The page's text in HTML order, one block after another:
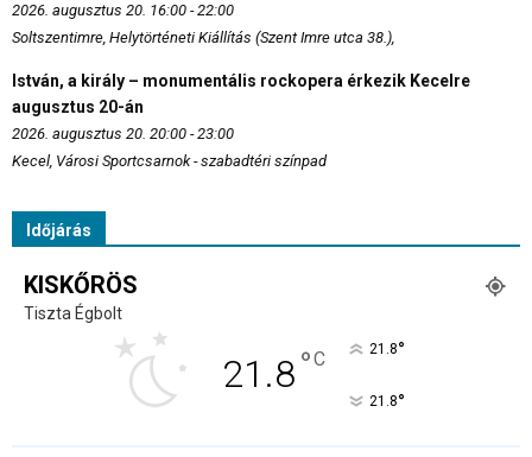
2026. augusztus 20. 16:00 - 22:00
Soltszentimre, Helytörténeti Kiállítás (Szent Imre utca 38.),
István, a király – monumentális rockopera érkezik Kecelre
augusztus 20-án
2026. augusztus 20. 20:00 - 23:00
Kecel, Városi Sportcsarnok - szabadtéri színpad
Időjárás
KISKŐRÖS
Tiszta Égbolt
21.8°C 21.8°
21.8°